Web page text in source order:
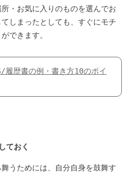
・お気に入りのものを選んでお
しまったとしても、すぐにモチ
できます。
履歴書の例・書き方10のポイ
ておく
うためには、自分自身を鼓舞す